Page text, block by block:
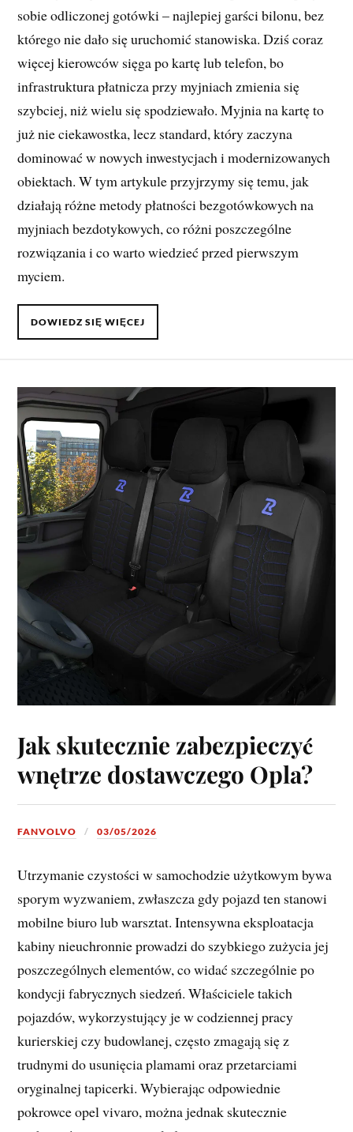
sobie odliczonej gotówki – najlepiej garści bilonu, bez
którego nie dało się uruchomić stanowiska. Dziś coraz
więcej kierowców sięga po kartę lub telefon, bo
infrastruktura płatnicza przy myjniach zmienia się
szybciej, niż wielu się spodziewało. Myjnia na kartę to
już nie ciekawostka, lecz standard, który zaczyna
dominować w nowych inwestycjach i modernizowanych
obiektach. W tym artykule przyjrzymy się temu, jak
działają różne metody płatności bezgotówkowych na
myjniach bezdotykowych, co różni poszczególne
rozwiązania i co warto wiedzieć przed pierwszym
myciem.
DOWIEDZ SIĘ WIĘCEJ
Jak skutecznie zabezpieczyć
wnętrze dostawczego Opla?
FANVOLVO 03/05/2026
Utrzymanie czystości w samochodzie użytkowym bywa
sporym wyzwaniem, zwłaszcza gdy pojazd ten stanowi
mobilne biuro lub warsztat. Intensywna eksploatacja
kabiny nieuchronnie prowadzi do szybkiego zużycia jej
poszczególnych elementów, co widać szczególnie po
kondycji fabrycznych siedzeń. Właściciele takich
pojazdów, wykorzystujący je w codziennej pracy
kurierskiej czy budowlanej, często zmagają się z
trudnymi do usunięcia plamami oraz przetarciami
oryginalnej tapicerki. Wybierając odpowiednie
pokrowce opel vivaro, można jednak skutecznie